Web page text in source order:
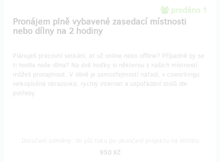
prodáno 1
Pronájem plně vybavené zasedací místnosti
nebo dílny na 2 hodiny
Plánuješ pracovní setkání, ať už online nebo offline? Případně by se
ti hodila naše dílna? Na dvě hoďky si některou z našich místností
můžeš pronajmout. V dílně je samozřejmostí nářadí, v coworkingu
velkoplošná obrazovka, rychlý internet a uspořádání stolů dle
potřeby.
950 Kč